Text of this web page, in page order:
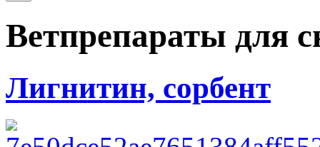
Ветпрепараты для
Лигнитин, сорбент